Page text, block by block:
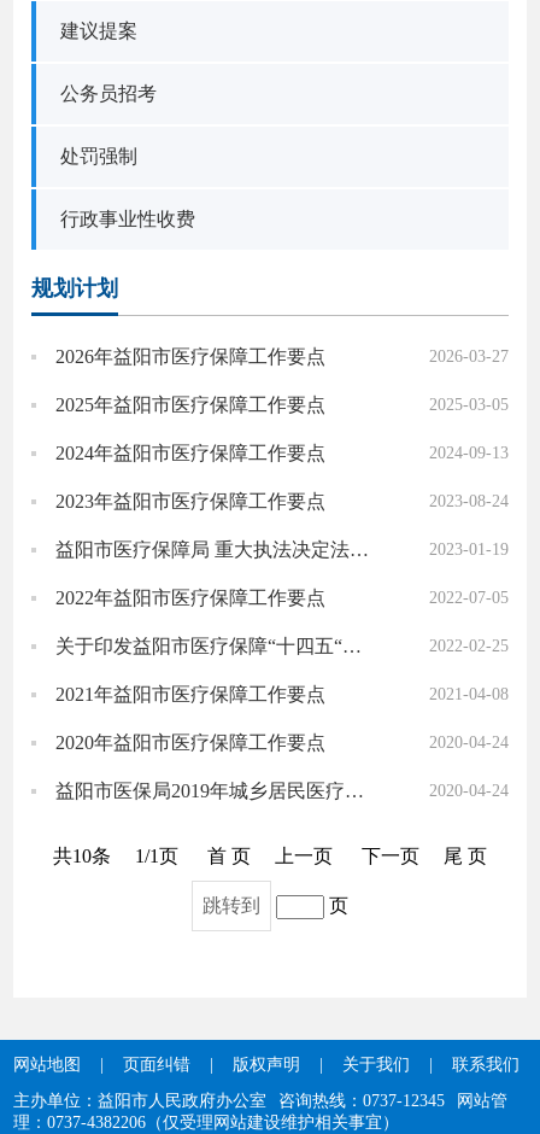
建议提案
公务员招考
处罚强制
行政事业性收费
规划计划
2026年益阳市医疗保障工作要点 2026-03-27
2025年益阳市医疗保障工作要点 2025-03-05
2024年益阳市医疗保障工作要点 2024-09-13
2023年益阳市医疗保障工作要点 2023-08-24
益阳市医疗保障局 重大执法决定法制审核目录清单 2023-01-19
2022年益阳市医疗保障工作要点 2022-07-05
关于印发益阳市医疗保障“十四五“规划的通知 2022-02-25
2021年益阳市医疗保障工作要点 2021-04-08
2020年益阳市医疗保障工作要点 2020-04-24
益阳市医保局2019年城乡居民医疗保险 补助资金支出绩效自评报告 2020-04-24
共10条 1/1页 首 页 上一页 下一页 尾 页
跳转到 页
网站地图 页面纠错 版权声明 关于我们
联系我们
主办单位：益阳市人民政府办公室
咨询热线：0737-12345
网站管
理：0737-4382206（仅受理网站建设维护相关事宜）